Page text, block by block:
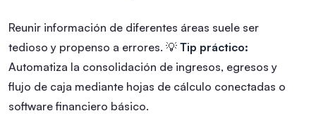
Reunir información de diferentes áreas suele ser
tedioso y propenso a errores. 💡 Tip práctico:
Automatiza la consolidación de ingresos, egresos y
flujo de caja mediante hojas de cálculo conectadas o
software financiero básico.